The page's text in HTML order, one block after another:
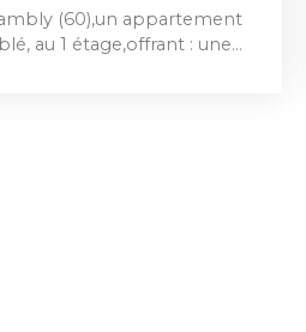
(60),un appartement
au 1 étage,offrant : une